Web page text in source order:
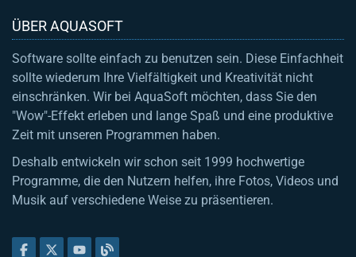
ÜBER AQUASOFT
Software sollte einfach zu benutzen sein. Diese Einfachheit
sollte wiederum Ihre Vielfältigkeit und Kreativität nicht
einschränken. Wir bei AquaSoft möchten, dass Sie den
"Wow"-Effekt erleben und lange Spaß und eine produktive
Zeit mit unseren Programmen haben.
Deshalb entwickeln wir schon seit 1999 hochwertige
Programme, die den Nutzern helfen, ihre Fotos, Videos und
Musik auf verschiedene Weise zu präsentieren.